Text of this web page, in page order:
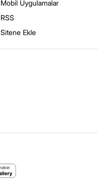
Mobil Uygulamalar
RSS
Sitene Ekle